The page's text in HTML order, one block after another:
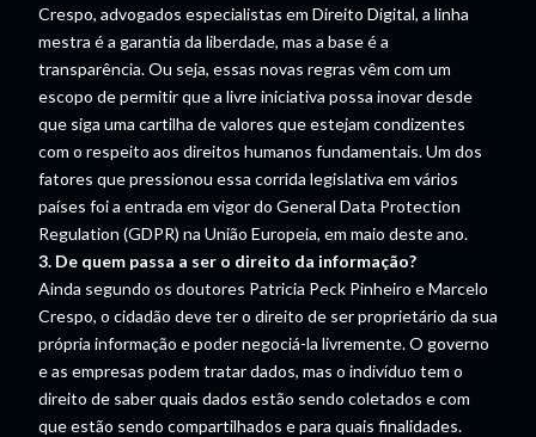
Crespo, advogados especialistas em Direito Digital, a linha
mestra é a garantia da liberdade, mas a base é a
transparência. Ou seja, essas novas regras vêm com um
escopo de permitir que a livre iniciativa possa inovar desde
que siga uma cartilha de valores que estejam condizentes
com o respeito aos direitos humanos fundamentais. Um dos
fatores que pressionou essa corrida legislativa em vários
países foi a entrada em vigor do General Data Protection
Regulation (GDPR) na União Europeia, em maio deste ano.
3. De quem passa a ser o direito da informação?
Ainda segundo os doutores Patricia Peck Pinheiro e Marcelo
Crespo, o cidadão deve ter o direito de ser proprietário da sua
própria informação e poder negociá-la livremente. O governo
e as empresas podem tratar dados, mas o indivíduo tem o
direito de saber quais dados estão sendo coletados e com
que estão sendo compartilhados e para quais finalidades.